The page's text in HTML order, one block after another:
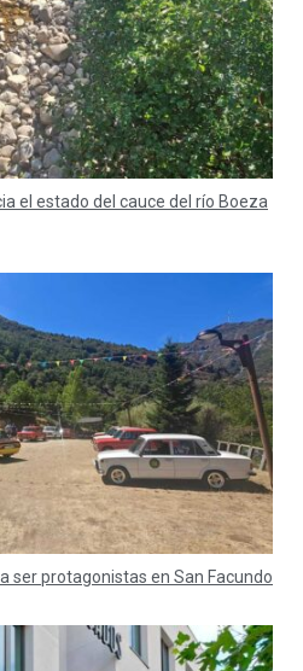
el estado del cauce del río Boeza
ser protagonistas en San Facundo